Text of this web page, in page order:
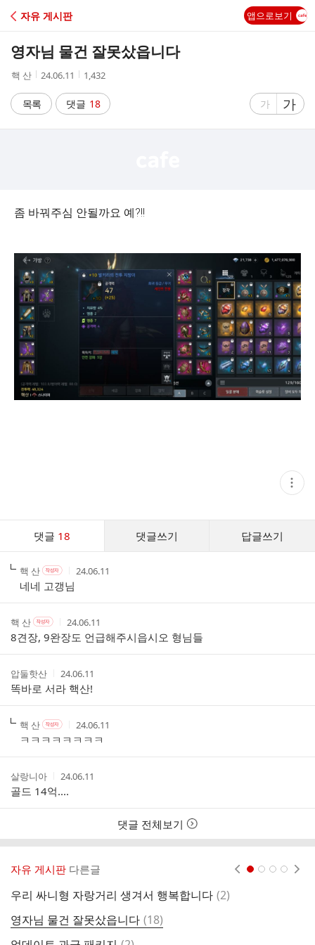
C
A
자유 게시판 앱으로보기
영자님 물건 잘못샀읍니다
작
자
핵 산
작
시
간
24.06.11
조
수
1,432
목록 댓글 18
글
가
글
자
가
좀 바꿔주심 안될까요 예?!!
현
재
글
기
댓글 18 댓글쓰기 답글쓰기
스
작
성
자
핵 산작
성
자
본
인
여
부
작
자
작
간
24.06.11
네네 고갱님
작
성
자
핵 산작
성
자
본
여
부
작
성
자
작
성
시
간
24.06.11
8견장, 9완장도 언급해주시읍시오 형님들
작
성
자
압둘핫산
작
성
시
간
24.06.11
똑바로 서라 핵산!
작
성
자
핵 산작
성
자
본
여
부
작
작
성
시
간
24.06.11
ㅋㅋㅋㅋㅋㅋㅋㅋ
작
성
자
살랑니아
작
시
간
24.06.11
골드 14억....
댓글 전체보기
자유 게시판 다른글
우리 싸니형 자랑거리 생겨서 행복합니다 댓
(2)
영자님 물건 잘못샀읍니다 댓
글
(18)